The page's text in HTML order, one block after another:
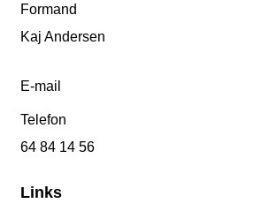
Formand
Kaj Andersen
E-mail
Telefon
64 84 14 56
Links